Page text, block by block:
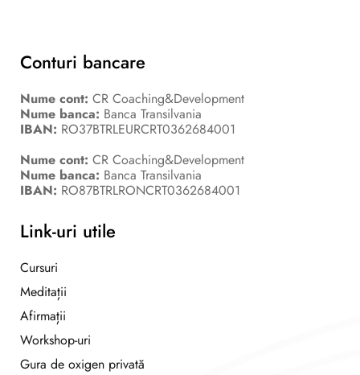
Conturi bancare
Nume cont: CR Coaching&Development
Nume banca: Banca Transilvania
IBAN: RO37BTRLEURCRT0362684001
Nume cont: CR Coaching&Development
Nume banca: Banca Transilvania
IBAN: RO87BTRLRONCRT0362684001
Link-uri utile
Cursuri
Meditații
Afirmații
Workshop-uri
Gura de oxigen privată